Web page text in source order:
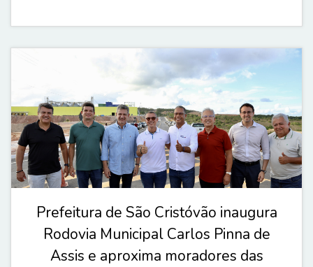
Prefeitura de São Cristóvão inaugura
Rodovia Municipal Carlos Pinna de
Assis e aproxima moradores das